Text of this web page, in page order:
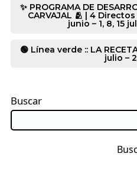
✨ PROGRAMA DE
CARVAJAL 🫂 | 4
junio – 1, 8, 15
🟢 Línea verde :: LA
julio –
Buscar